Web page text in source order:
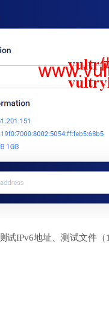
试IPv6地址、测试文件